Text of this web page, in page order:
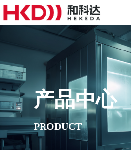
产品中心
PRODUCT